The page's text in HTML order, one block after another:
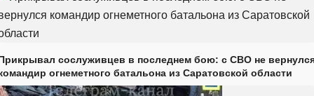
сослуживцев в последнем бою: с СВО не
огнеметного батальона из Саратовской области